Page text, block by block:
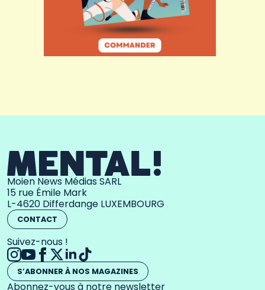
Moien News Médias SARL
15 rue Émile Mark
L-4620 Differdange LUXEMBOURG
CONTACT
Suivez-nous !
S’ABONNER À NOS MAGAZINES
Abonnez-vous à notre newsletter